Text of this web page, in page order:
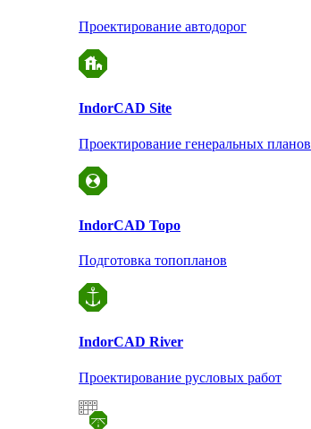
Проектирование автодорог
IndorCAD Site
Проектирование генеральных планов
IndorCAD Topo
Подготовка топопланов
IndorCAD River
Проектирование русловых работ